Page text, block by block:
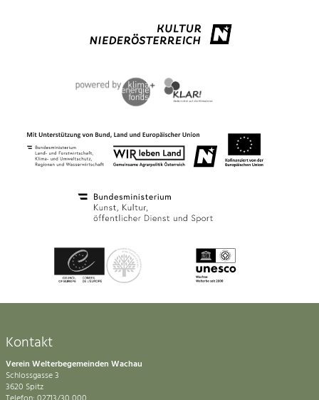
Kontakt
Verein Welterbegemeinden Wachau
Schlossgasse 3
3620 Spitz